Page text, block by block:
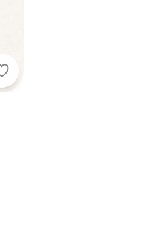
Fakini Kids - Conjunto Blusão e